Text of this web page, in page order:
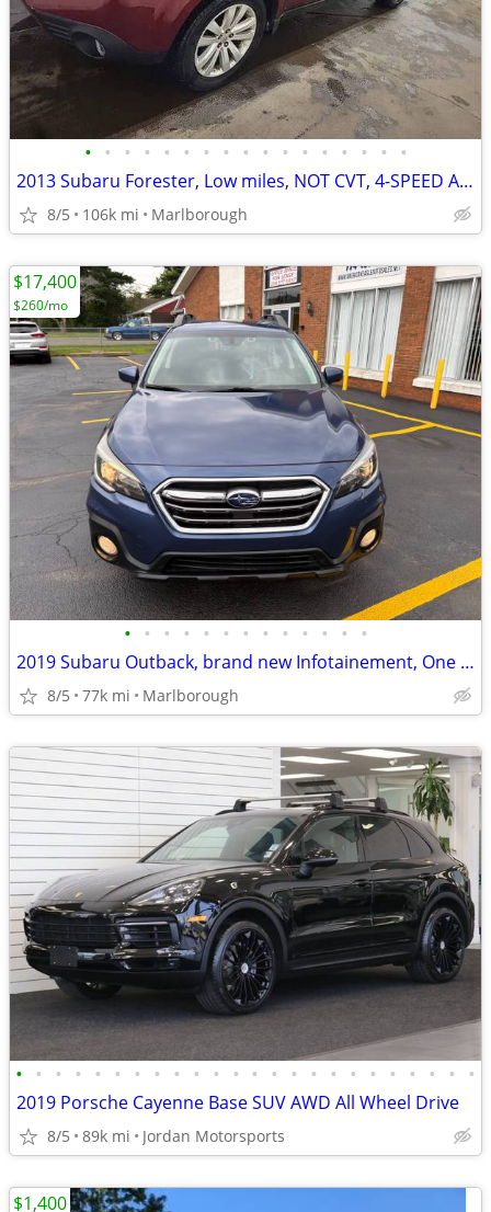
• • • • • • • • • • • • • • • • •
2013 Subaru Forester, Low miles, NOT CVT, 4-SPEED AUTOMATIC
8/5 106k mi Marlborough
• • • • • • • • • • • • •
2019 Subaru Outback, brand new Infotainement, One owner low miles
8/5 77k mi Marlborough
$17,400
$260/mo
• • • • • • • • • • • • • • • • • • • • • • • •
2019 Porsche Cayenne Base SUV AWD All Wheel Drive
8/5 89k mi Jordan Motorsports
$1,400